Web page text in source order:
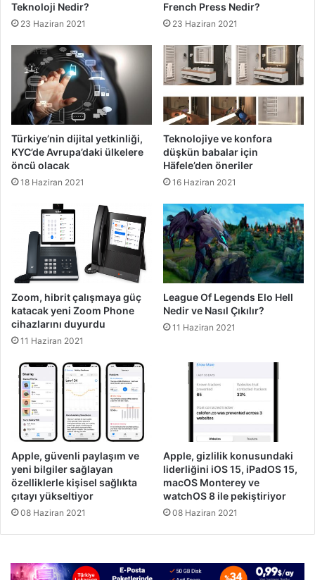
Teknoloji Nedir?
23 Haziran 2021
French Press Nedir?
23 Haziran 2021
Türkiye’nin dijital yetkinliği,
KYC’de Avrupa’daki ülkelere
öncü olacak
18 Haziran 2021
Teknolojiye ve konfora
düşkün babalar için
Häfele’den öneriler
16 Haziran 2021
Zoom, hibrit çalışmaya güç
katacak yeni Zoom Phone
cihazlarını duyurdu
11 Haziran 2021
League Of Legends Elo Hell
Nedir ve Nasıl Çıkılır?
11 Haziran 2021
Apple, güvenli paylaşım ve
yeni bilgiler sağlayan
özelliklerle kişisel sağlıkta
çıtayı yükseltiyor
08 Haziran 2021
Apple, gizlilik konusundaki
liderliğini iOS 15, iPadOS 15,
macOS Monterey ve
watchOS 8 ile pekiştiriyor
08 Haziran 2021